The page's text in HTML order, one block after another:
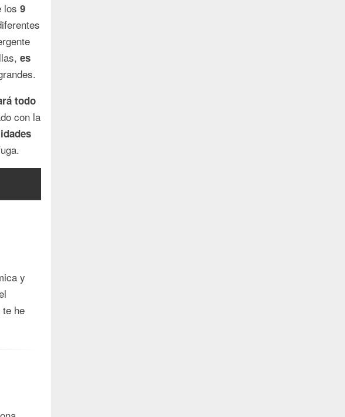
los 9
es
todo
con la
y
he